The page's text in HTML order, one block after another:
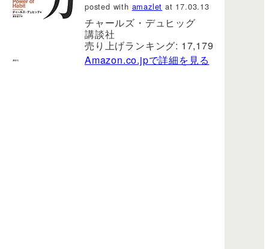
posted with amazlet at 17.03.13
チャールズ・デュヒッグ
講談社
売り上げランキング: 17,179
Amazon.co.jpで詳細を見る